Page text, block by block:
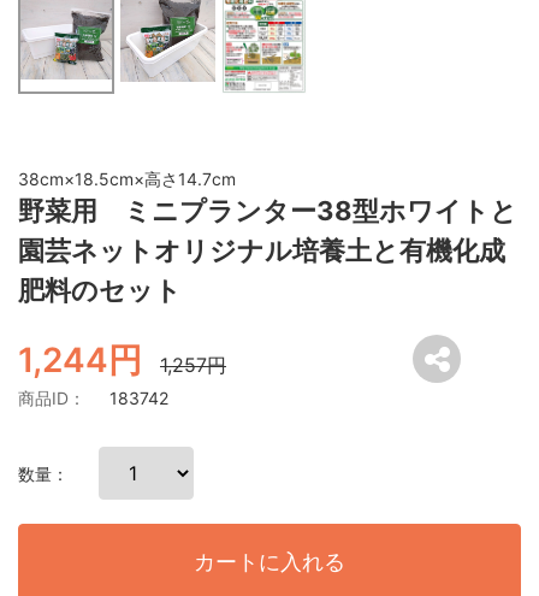
38cm×18.5cm×高さ14.7cm
野菜用 ミニプランター38型ホワイトと
園芸ネットオリジナル培養土と有機化成
肥料のセット
1,244円 1,257円
商品ID： 183742
数量：
カートに入れる